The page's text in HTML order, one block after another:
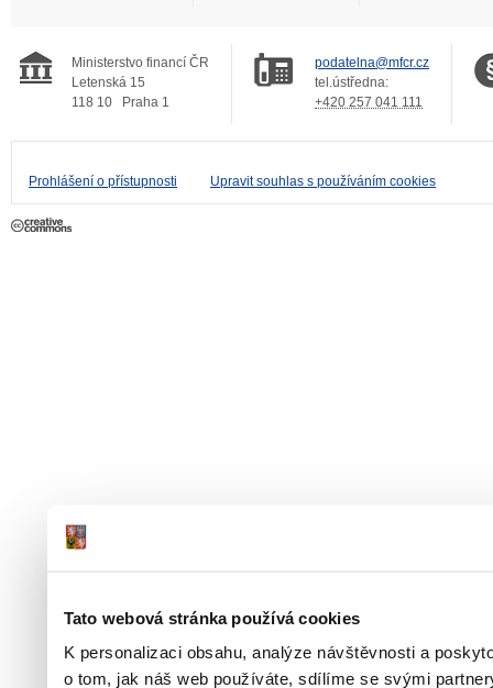
Tato webová stránka používá cookies
K personalizaci obsahu, analýze návštěvnosti a
o tom, jak náš web používáte, sdílíme se svými
Ministerstvo financí ČR
Letenská 15
118 10
Praha 1
podatelna@mfcr.cz
tel.ústředna:
+420 257 041 111
Prohlášení o přístupnosti Upravit souhlas s používáním cookies